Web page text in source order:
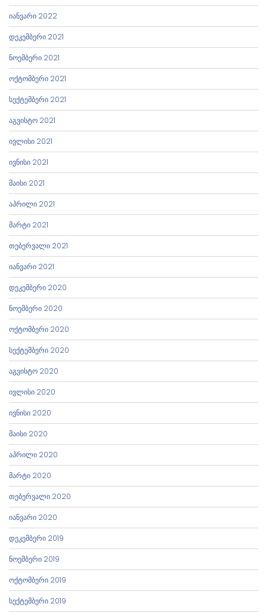
იანვარი 2022
დეკემბერი 2021
ნოემბერი 2021
ოქტომბერი 2021
სექტემბერი 2021
აგვისტო 2021
ივლისი 2021
ივნისი 2021
მაისი 2021
აპრილი 2021
მარტი 2021
თებერვალი 2021
იანვარი 2021
დეკემბერი 2020
ნოემბერი 2020
ოქტომბერი 2020
სექტემბერი 2020
აგვისტო 2020
ივლისი 2020
ივნისი 2020
მაისი 2020
აპრილი 2020
მარტი 2020
თებერვალი 2020
იანვარი 2020
დეკემბერი 2019
ნოემბერი 2019
ოქტომბერი 2019
სექტემბერი 2019